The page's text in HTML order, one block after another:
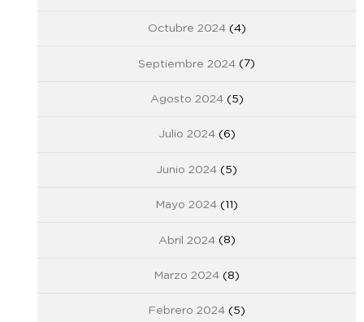
Octubre 2024(4)
Septiembre 2024 (7)
Agosto 2024(5)
Julio 2024(6)
Junio 2024 (5)
Mayo 2024 (11)
Abril 2024(8)
Marzo 2024 (8)
Febrero 2024 (5)